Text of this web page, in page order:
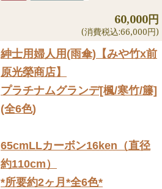
60,000円
(消費税込:66,000円)
紳士用婦人用(雨傘) 【みや竹x前
原光榮商店】
プラチナムグランデ[楓/寒竹/籐]
(全6色)
65cmLLカーボン16ken（直径
約110cm）
*所要約2ヶ月*全6色*